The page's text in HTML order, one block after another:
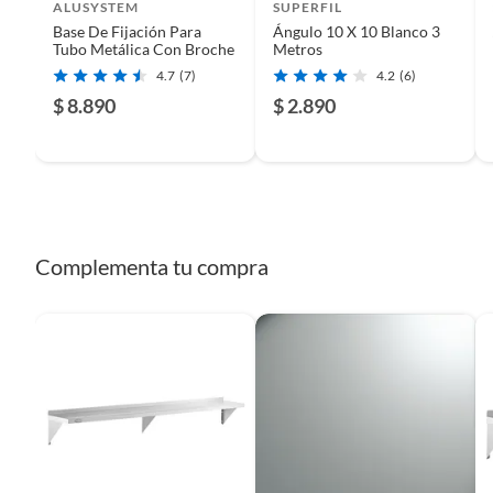
remanufacturados o con alguna deficiencia, que sean
Alimentos, bebidas, medicamentos, suplementos alimenticios,
Pinturas de un color a solicitud.
Plantas.
ALUSYSTEM
Base De Fijación Para
Tubo Metálica Con Broche
4.7 (7)
$ 8.890
SUPERFIL
Ángulo 10 X 10 Blanco 3
Metros
4.2 (6)
$ 2.890
Complementa tu compra